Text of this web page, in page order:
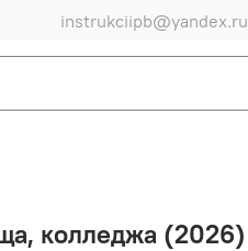
instrukciipb@yandex.ru
колледжа (2026)